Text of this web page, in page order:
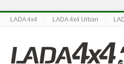
LADA 4x4 LADA 4x4 Urban